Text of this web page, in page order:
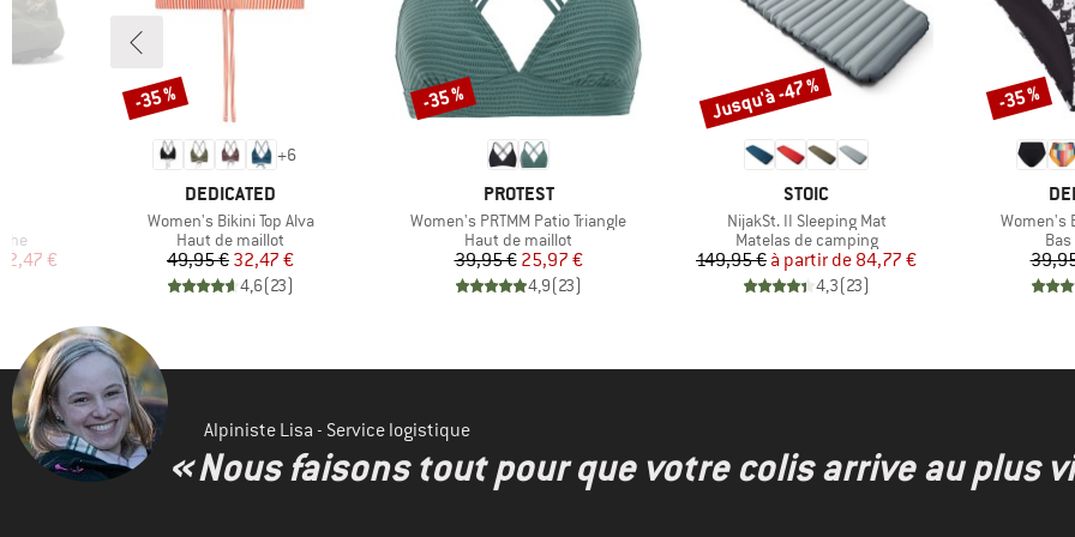
€
+6
MARQUE
DEDICATED
Article
Women's Bikini Top Alva
Product group
Haut de maillot
Prix
49,95 €Prix réduit
32,47 €
4,6(23)
Remise
-35 %
MARQUE
PROTEST
Article
Women's PRTMM Patio Triangle
Product group
Haut de maillot
Prix
39,95 €Prix réduit
25,97 €
4,9(23)
Remise
-35 %
MARQUE
STOIC
Article
NijakSt. II Sleeping Mat
Product group
Matelas de camping
Prix
149,95 € Prix réduit
à partir de 84,77 €
4,3(23)
Remise
Jusqu'à -47 %
Article
Women's
Remise
-35 %
Alpiniste Lisa - Service logistique
« Nous faisons tout pour que votre colis arrive au plus